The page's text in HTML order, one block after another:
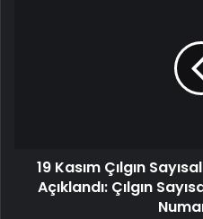
19 Kasım Çılgın
Açıklandı: Çılgın